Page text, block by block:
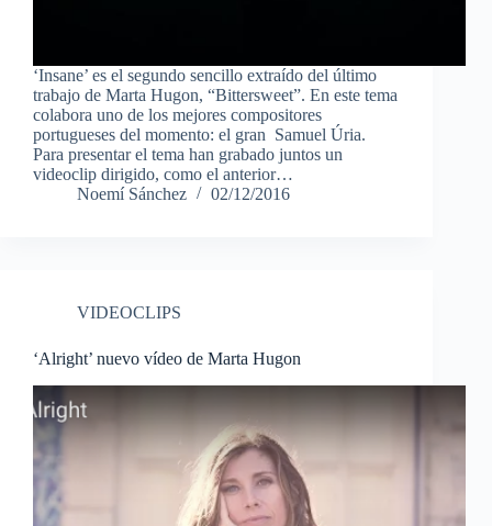
‘Insane’ es el segundo sencillo extraído del último
trabajo de Marta Hugon, “Bittersweet”. En este tema
colabora uno de los mejores compositores
portugueses del momento: el gran Samuel Úria.
Para presentar el tema han grabado juntos un
videoclip dirigido, como el anterior…
Noemí Sánchez
02/12/2016
VIDEOCLIPS
‘Alright’ nuevo vídeo de Marta Hugon